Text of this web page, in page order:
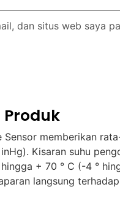
dan situs web saya
Produk
Sensor memberikan
Kisaran suhu
+ 70 ° C (-4 °
langsung